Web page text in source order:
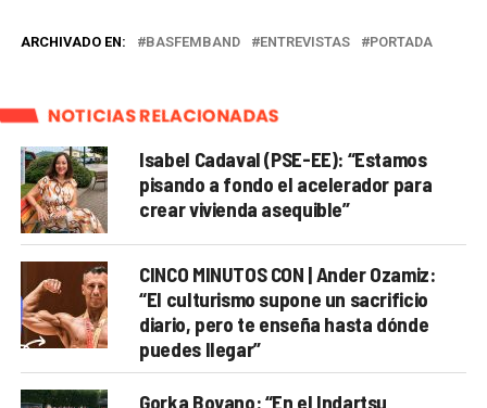
ARCHIVADO EN: BASFEMBAND ENTREVISTAS PORTADA
NOTICIAS RELACIONADAS
Isabel Cadaval (PSE-EE): “Estamos
pisando a fondo el acelerador para
crear vivienda asequible”
CINCO MINUTOS CON | Ander Ozamiz:
“El culturismo supone un sacrificio
diario, pero te enseña hasta dónde
puedes llegar”
Gorka Boyano: “En el Indartsu